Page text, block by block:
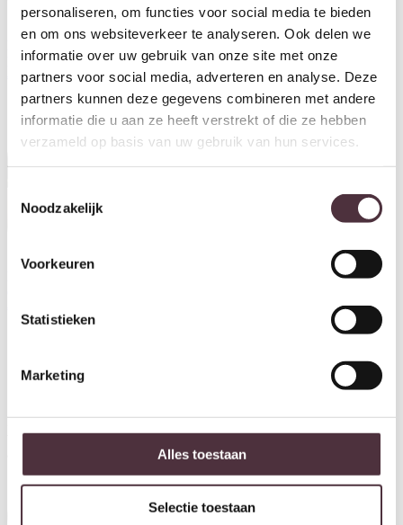
personaliseren, om functies voor social media te bieden
en om ons websiteverkeer te analyseren. Ook delen we
informatie over uw gebruik van onze site met onze
partners voor social media, adverteren en analyse. Deze
partners kunnen deze gegevens combineren met andere
informatie die u aan ze heeft verstrekt of die ze hebben
verzameld op basis van uw gebruik van hun services.
Noodzakelijk
Voorkeuren
Statistieken
Marketing
Alles toestaan
Selectie toestaan
Lugano 240cm
899,00
Livingfurn outdoor eettafel
Lugano 180cm
€799,00
Livingfurn outdoor eettafel
Ontvang €20,- shoptegoed
Meldt u aan voor onze nieuwsbrief en ontvang €20,- shoptegoed
voor uw volgende bestelling van minimaal €200,- (niet geldig op
Inschrijven